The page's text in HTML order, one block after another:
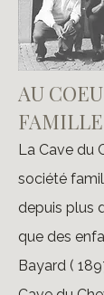
AU
FAMILLE
La Cave du
société
depuis plus
que des
Bayard (